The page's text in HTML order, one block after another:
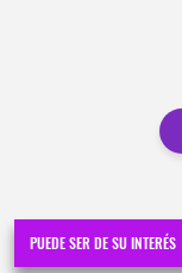
PUEDE SER DE SU INTERÉS